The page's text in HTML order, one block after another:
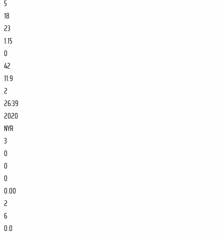
5
18
23
1.15
0
42
11.9
2
26:39
2020
NYR
3
0
0
0
0.00
2
6
0.0